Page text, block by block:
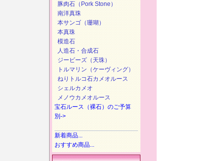
豚肉石（Pork Stone）
南洋真珠
本サンゴ（珊瑚）
本真珠
模造石
人造石・合成石
ジービーズ（天珠）
トルマリン（ケーヴィング）
ねりトルコ石カメオルース
シェルカメオ
メノウカメオルース
宝石ルース（裸石）のご予算
別->
新着商品...
おすすめ商品...